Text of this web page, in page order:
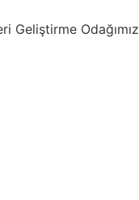
Geliştirme Odağımız